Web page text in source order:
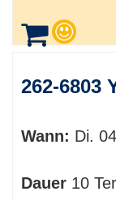
262-6803
Wann: Di.
Dauer 10